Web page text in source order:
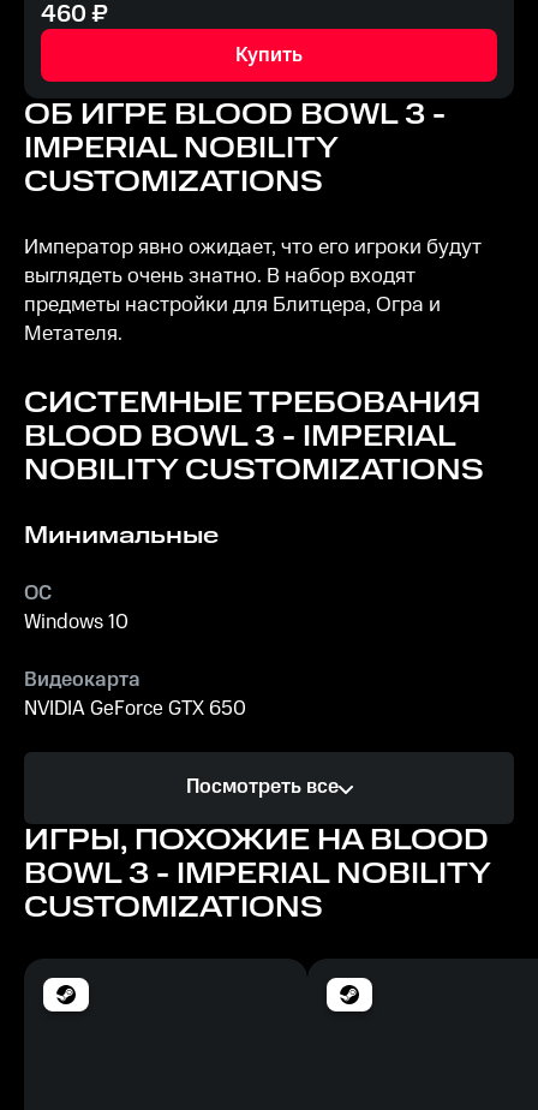
460₽
Купить
ОБ ИГРЕ BLOOD BOWL 3 -
IMPERIAL NOBILITY
CUSTOMIZATIONS
Император явно ожидает, что его игроки будут
выглядеть очень знатно. В набор входят
предметы настройки для Блитцера, Огра и
Метателя.
СИСТЕМНЫЕ ТРЕБОВАНИЯ
BLOOD BOWL 3 - IMPERIAL
NOBILITY CUSTOMIZATIONS
Минимальные
ОС
Windows 10
Видеокарта
NVIDIA GeForce GTX 650
Intel Core i5-2300
Память
4 Гб
Посмотреть все
ИГРЫ, ПОХОЖИЕ НА BLOOD
BOWL 3 - IMPERIAL NOBILITY
CUSTOMIZATIONS